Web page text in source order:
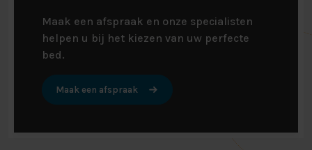
Maak een afspraak en onze specialisten
helpen u bij het kiezen van uw perfecte
bed.
Maak een afspraak